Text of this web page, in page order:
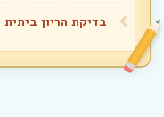
בדיקת הריון